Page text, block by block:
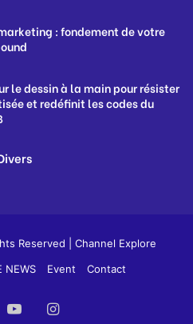
: fondement de votre
le dessin à la main pour résister
et redéfinit les codes du
Reserved | Channel Explore
NEWS
Event Contact
YouTubeInstagram